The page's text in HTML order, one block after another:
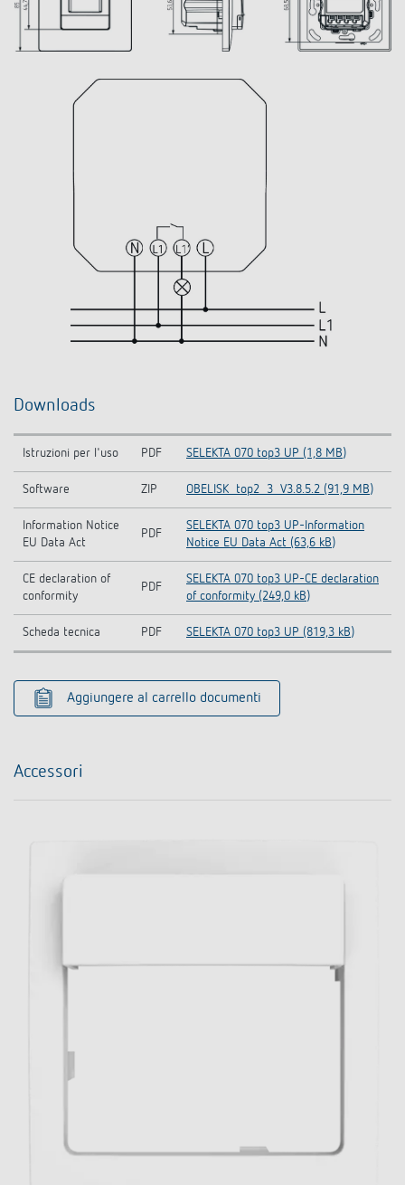
Downloads
Istruzioni per l'uso PDF SELEKTA 070 top3 UP (1,8 MB)
Software ZIP OBELISK_top2_3_V3.8.5.2 (91,9 MB)
Information Notice
EU Data Act
PDF
SELEKTA 070 top3 UP-Information
Notice EU Data Act (63,6 kB)
CE declaration of
conformity
PDF
SELEKTA 070 top3 UP-CE declaration
of conformity (249,0 kB)
Scheda tecnica PDF SELEKTA 070 top3 UP (819,3 kB)
Aggiungere al carrello documenti
Accessori